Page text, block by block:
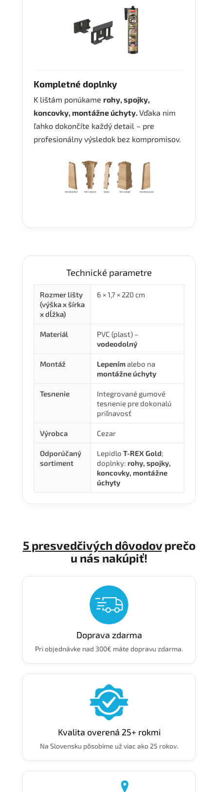
Kompletné doplnky
K lištám ponúkame rohy, spojky,
koncovky, montážne úchyty. Vďaka nim
ľahko dokončíte každý detail – pre
profesionálny výsledok bez kompromisov.
Technické parametre
Rozmer lišty
(výška x šírka
x dĺžka)
6 × 1,7 × 220 cm
Materiál
PVC (plast) –
vodeodolný
Montáž Lepenímalebo na
montážne úchyty
Tesnenie
Integrované gumové
tesnenie pre dokonalú
priľnavosť
Výrobca Cezar
Odporúčaný
sortiment
Lepidlo T-REX Gold;
doplnky: rohy, spojky,
koncovky, montážne
úchyty
5 presvedčivých dôvodovprečo
u nás nakúpiť!
Doprava zdarma
Pri objednávke nad 300€ máte dopravu zdarma.
Kvalita overená 25+ rokmi
Na Slovensku pôsobíme už viac ako 25 rokov.